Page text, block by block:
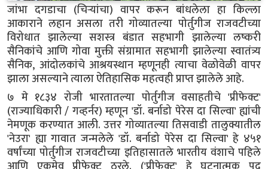
जांभा दगडाचा (चिऱ्यांचा) वापर करून बांधलेला हा किल्ला
आकाराने लहान असला तरी गोव्यातल्या पोर्तुगीज राजवटीच्या
विरोधात झालेल्या सशस्त्र बंडात सहभागी झालेल्या लष्करी
सैनिकांचे आणि गोवा मुक्ती संग्रामात सहभागी झालेल्या स्वातंत्र्य
सैनिक, आंदोलकांचे आश्रयस्थान म्हणूनही त्याचा वेळोवेळी वापर
झाला असल्याने त्याला ऐतिहासिक महत्वही प्राप्त झालेले आहे.
७ मे १८३४ रोजी भारतातल्या पोर्तुगीज वसाहतीचे 'प्रीफेक्ट'
(राज्याधिकारी / गव्हर्नर) म्हणून 'डॉ. बर्नाडो पेरेस दा सिल्वा' ह्यांची
नेमणूक करण्यात आली. उत्तर गोव्यातल्या तिसवाडी तालुक्यातील
'नेउरा' ह्या गावात जन्मलेले 'डॉ. बर्नाडो पेरेस दा सिल्वा' हे ४५१
वर्षांच्या पोर्तुगीज राजवटीच्या इतिहासातले भारतीय वंशाचे पहिले